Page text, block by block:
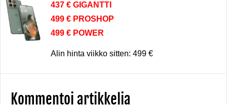
437 € GIGANTTI
499 € PROSHOP
499 € POWER
Alin hinta viikko sitten: 499 €
Kommentoi artikkelia